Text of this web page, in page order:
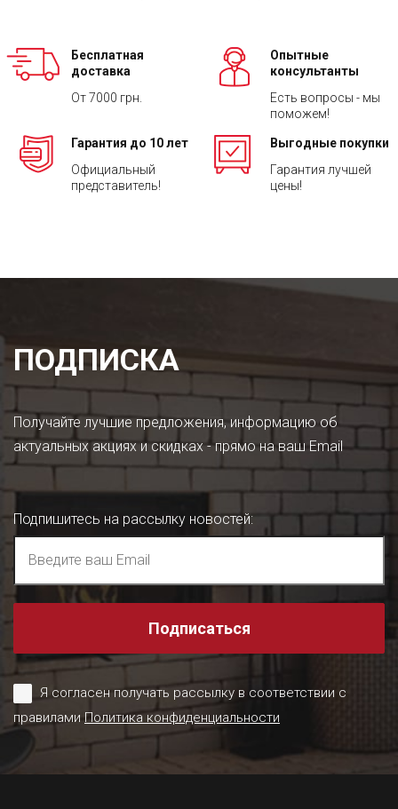
Бесплатная
доставка
От 7000 грн.
Опытные
консультанты
Есть вопросы - мы
поможем!
Гарантия до 10 лет
Официальный
представитель!
Выгодные покупки
Гарантия лучшей
цены!
ПОДПИСКА
Получайте лучшие предложения, информацию об
актуальных акциях и скидках - прямо на ваш Email
Подпишитесь на рассылку новостей:
Подписаться
Я согласен получать рассылку в соответствии с
правиламиПолитика конфиденциальности